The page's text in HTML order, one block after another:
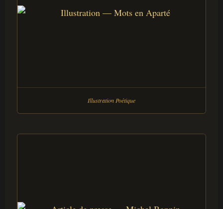
Illustration Poétique